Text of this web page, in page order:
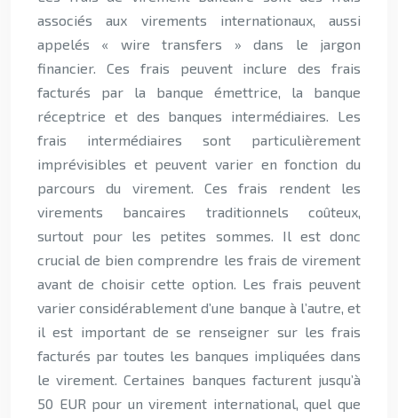
associés aux virements internationaux, aussi
appelés « wire transfers » dans le jargon
financier. Ces frais peuvent inclure des frais
facturés par la banque émettrice, la banque
réceptrice et des banques intermédiaires. Les
frais intermédiaires sont particulièrement
imprévisibles et peuvent varier en fonction du
parcours du virement. Ces frais rendent les
virements bancaires traditionnels coûteux,
surtout pour les petites sommes. Il est donc
crucial de bien comprendre les frais de virement
avant de choisir cette option. Les frais peuvent
varier considérablement d’une banque à l’autre, et
il est important de se renseigner sur les frais
facturés par toutes les banques impliquées dans
le virement. Certaines banques facturent jusqu’à
50 EUR pour un virement international, quel que